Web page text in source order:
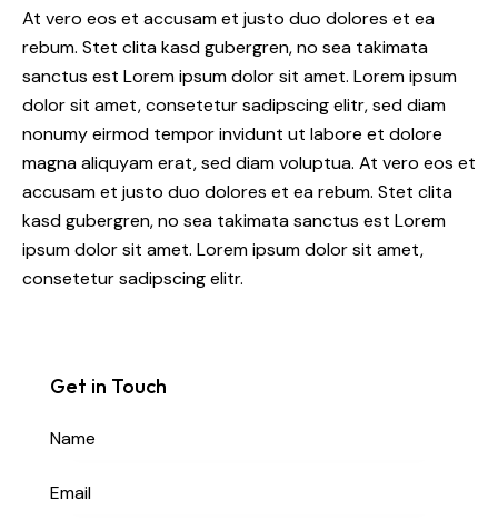
At vero eos et accusam et justo duo dolores et ea
rebum. Stet clita kasd gubergren, no sea takimata
sanctus est Lorem ipsum dolor sit amet. Lorem ipsum
dolor sit amet, consetetur sadipscing elitr, sed diam
nonumy eirmod tempor invidunt ut labore et dolore
magna aliquyam erat, sed diam voluptua. At vero eos et
accusam et justo duo dolores et ea rebum. Stet clita
kasd gubergren, no sea takimata sanctus est Lorem
ipsum dolor sit amet. Lorem ipsum dolor sit amet,
consetetur sadipscing elitr.
Get in Touch